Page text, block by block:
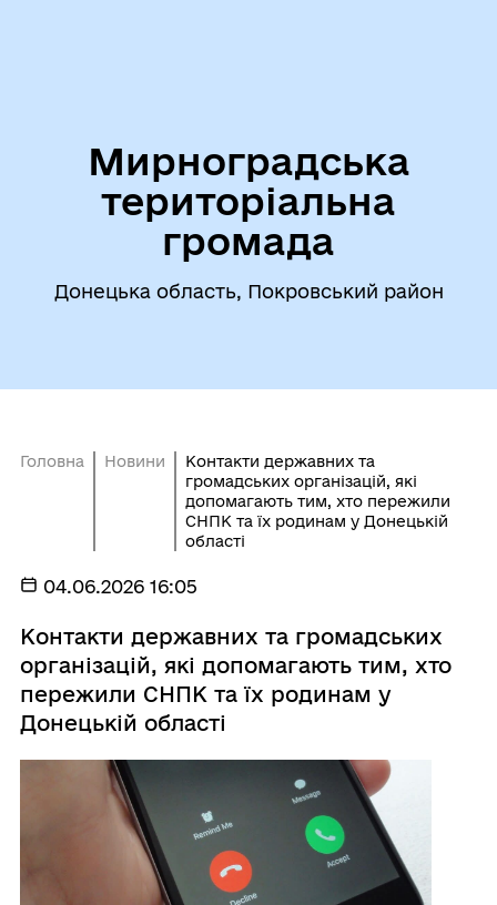
Мирноградська
територіальна
громада
Донецька область, Покровський район
Головна Новини
Контакти державних та
громадських організацій, які
допомагають тим, хто пережили
СНПК та їх родинам у Донецькій
області
04.06.2026 16:05
Контакти державних та громадських
організацій, які допомагають тим, хто
пережили СНПК та їх родинам у
Донецькій області